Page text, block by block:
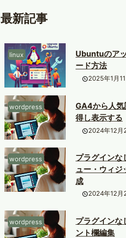
最新記事
linux
Ubuntuのア
ード方法
2025年1月
wordpress
GA4から人気
得し表示する
2024年12月
wordpress
プラグインな
ュー・ウィジ
成
2024年12月
wordpress
プラグインな
ント欄編集